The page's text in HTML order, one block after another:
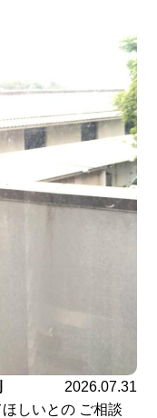
2026.07.31
しいとの ご相談